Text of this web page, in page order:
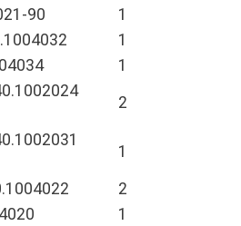
90
1
1
1
2
1
2
1